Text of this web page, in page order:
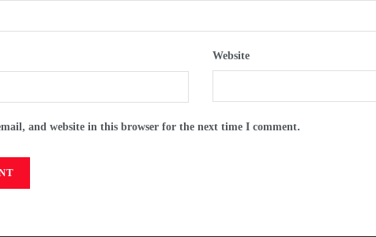
Website
and website in this browser for the next time I comment.